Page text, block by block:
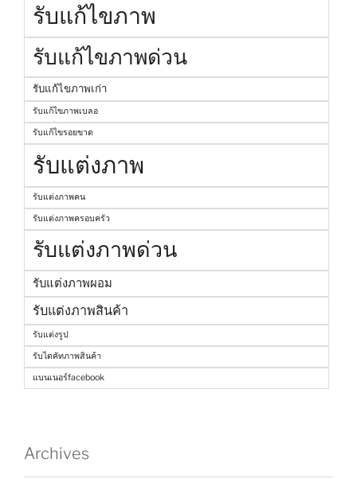
รับแก้ไขภาพ
รับแก้ไขภาพด่วน
รับแก้ไขภาพเก่า
รับแก้ไขภาพเบลอ
รับแก้ไขรอยขาด
รับแต่งภาพ
รับแต่งภาพคน
รับแต่งภาพครอบครัว
รับแต่งภาพด่วน
รับแต่งภาพผอม
รับแต่งภาพสินค้า
รับแต่งรูป
รับไดคัทภาพสินค้า
แบนเนอร์facebook
Archives